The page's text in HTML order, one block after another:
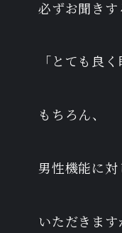
必ずお聞き
「とても良
もちろん、
男性機能に
いただきます